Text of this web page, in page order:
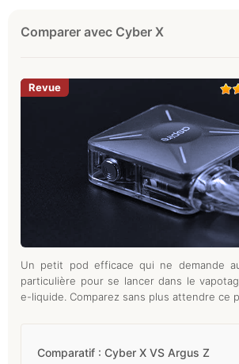
Comparer avec Cyber X
Un petit pod efficace qui ne demande
particulière pour se lancer dans le
e-liquide. Comparez sans plus attendre ce
Comparatif : Cyber X VS Argus Z